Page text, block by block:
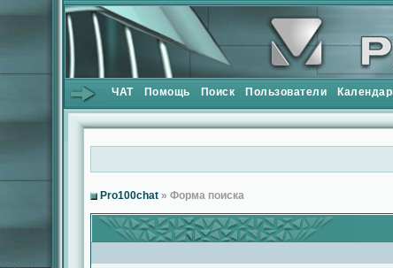
ЧАТ Помощь Поиск Пользователи
Pro100chat » Форма поиска